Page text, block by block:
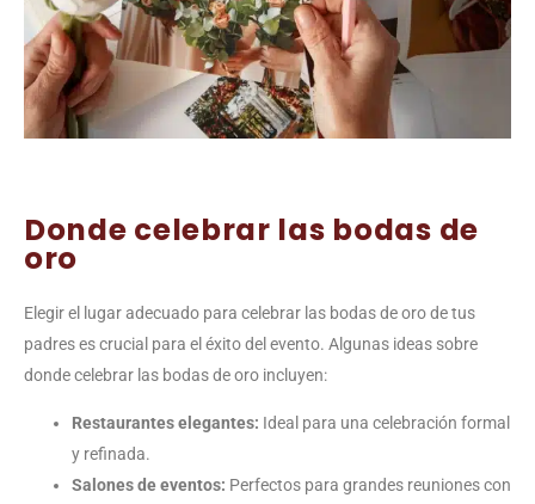
Donde celebrar las bodas de
oro
Elegir el lugar adecuado para celebrar las bodas de oro de tus
padres es crucial para el éxito del evento. Algunas ideas sobre
donde celebrar las bodas de oro incluyen:
Restaurantes elegantes: Ideal para una celebración formal
y refinada.
Salones de eventos: Perfectos para grandes reuniones con